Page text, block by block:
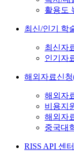
활용도
최신/인기 학
최신자
인기자
해외자료신
해외자
비용지
해외자
중국대
RISS API 센터